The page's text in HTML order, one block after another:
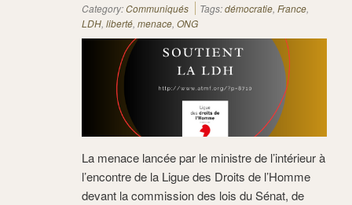
Category:Communiqués Tags:démocratie, France,
LDH, liberté, menace, ONG
La menace lancée par le ministre de l’intérieur à
l’encontre de la Ligue des Droits de l’Homme
devant la commission des lois du Sénat, de